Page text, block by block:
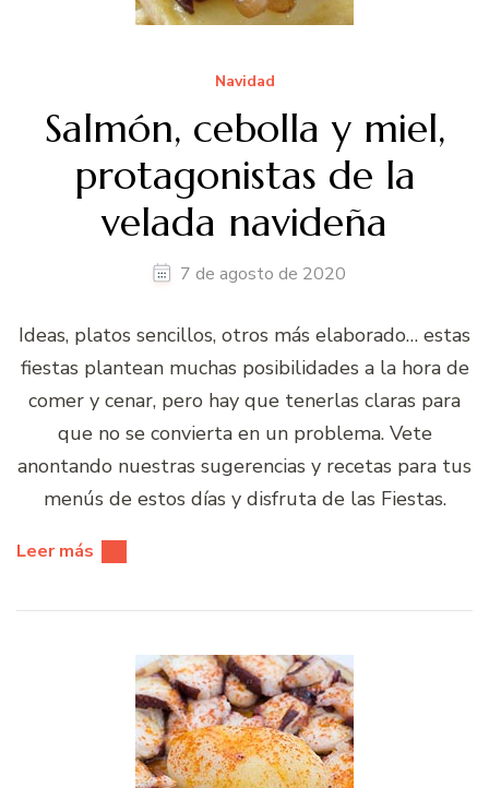
Navidad
Salmón, cebolla y miel,
protagonistas de la
velada navideña
7 de agosto de 2020
Ideas, platos sencillos, otros más elaborado… estas
fiestas plantean muchas posibilidades a la hora de
comer y cenar, pero hay que tenerlas claras para
que no se convierta en un problema. Vete
anontando nuestras sugerencias y recetas para tus
menús de estos días y disfruta de las Fiestas.
Leer más